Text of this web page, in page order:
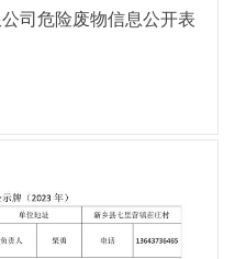
司危险废物信息公开表